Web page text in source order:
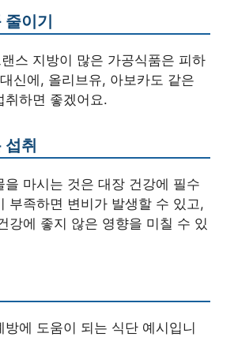
줄이기
스 지방이 많은 가공식품은 피하
신에, 올리브유, 아보카도 같은
취하면 좋겠어요.
섭취
을 마시는 것은 대장 건강에 필수
부족하면 변비가 발생할 수 있고,
강에 좋지 않은 영향을 미칠 수 있
방에 도움이 되는 식단 예시입니